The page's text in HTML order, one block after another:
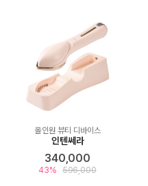
올인원 뷰티 디바이스
인텐쎄라
340,000
43% 596,000